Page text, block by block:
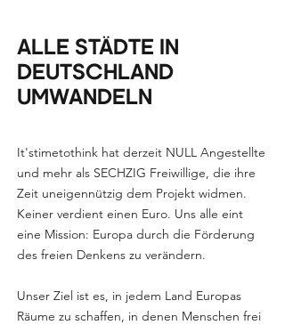
ALLE STÄDTE IN
DEUTSCHLAND
UMWANDELN
It'stimetothink hat derzeit NULL Angestellte
und mehr als SECHZIG Freiwillige, die ihre
Zeit uneigennützig dem Projekt widmen.
Keiner verdient einen Euro. Uns alle eint
eine Mission: Europa durch die Förderung
des freien Denkens zu verändern.
Unser Ziel ist es, in jedem Land Europas
Räume zu schaffen, in denen Menschen frei